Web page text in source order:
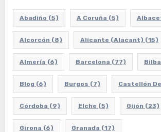
Abadiño (5) A Coruña (5)
Alcorcón (8) Alicante (Alacant) (15)
Almería (6) Barcelona (77)
Blog (6) Burgos (7) Castellón
Córdoba (9) Elche (5) Gijón (23)
Girona (6) Granada (17)